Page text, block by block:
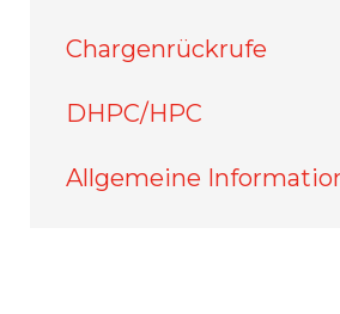
Chargenrückrufe
DHPC/HPC
Allgemeine